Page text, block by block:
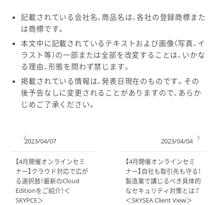
記載されている会社名、商品名は、各社の登録商標また
は商標です。
本文中に記載されているテキストおよび画像（写真、イ
ラスト等）の一部または全部を改変することは、いかな
る理由、形態を問わず禁じます。
掲載されている情報は、発表日現在のものです。その
後予告なしに変更されることがありますので、あらか
じめご了承ください。
2023/04/07
【4月開催オンラインセミ
ナー】クラウド対応で広が
る選択肢！最新のCloud
Editionをご紹介！＜
SKYPCE＞
2023/04/04
【4月開催オンラインセミ
ナー】自社も取引先も守る！
製造業で講じるべき具体的
なセキュリティ対策とは？
＜SKYSEA Client View＞